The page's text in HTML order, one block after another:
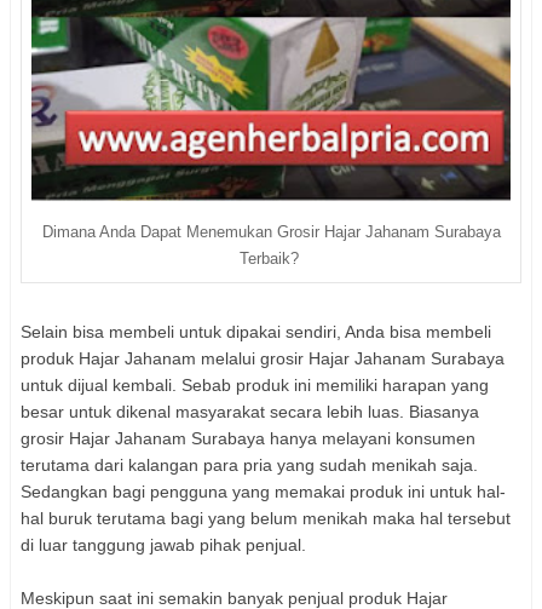
Dimana Anda Dapat Menemukan Grosir Hajar Jahanam Surabaya
Terbaik?
Selain bisa membeli untuk dipakai sendiri, Anda bisa membeli
produk Hajar Jahanam melalui grosir Hajar Jahanam Surabaya
untuk dijual kembali. Sebab produk ini memiliki harapan yang
besar untuk dikenal masyarakat secara lebih luas. Biasanya
grosir Hajar Jahanam Surabaya hanya melayani konsumen
terutama dari kalangan para pria yang sudah menikah saja.
Sedangkan bagi pengguna yang memakai produk ini untuk hal-
hal buruk terutama bagi yang belum menikah maka hal tersebut
di luar tanggung jawab pihak penjual.
Meskipun saat ini semakin banyak penjual produk Hajar